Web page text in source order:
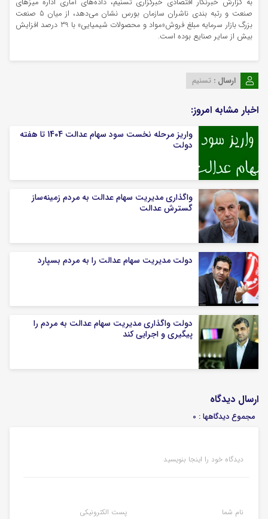
به گزارش خبرنگار اقتصادی خبرگزاری تسنیم، داده‌های آماری اداره میزهای
صنعت و رتبه بندی ناشران سازمان بورس نشان می‌دهد، از میان 5 صنعت
بزرگ بازار سرمایه مبلغ فروش«مواد و محصولات شیمیایی» با 39 درصد افزایش
بیش از سایر صنایع بوده است.
ارسال : تسنیم
اخبار مشابه امروز:
واریز مرحله نخست سود سهام عدالت 1404 تا هفته
دولت
واگذاری مدیریت سهام عدالت به مردم زمینه‌ساز
گسترش عدالت
دولت مدیریت سهام عدالت را به مردم بسپارد
دولت واگذاری مدیریت سهام عدالت به مردم را
پیگیری و اجرایی کند
ارسال دیدگاه
مجموع دیدگاهها : 0
دیدگاه خود را اینجا بنویسید
نام شما پست الکترونیکی